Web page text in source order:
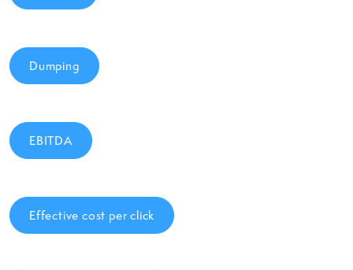
Dumping
EBITDA
Effective cost per click